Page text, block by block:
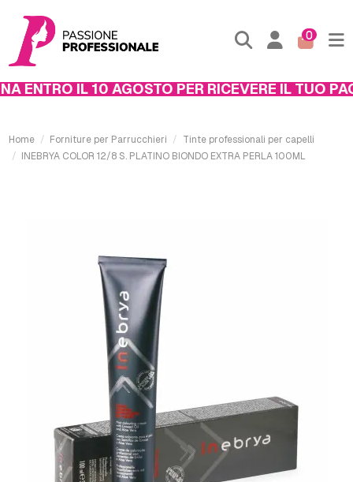
0
ENTRO IL 10 AGOSTO PER RICEVERE IL TUO
Home Forniture per Parrucchieri
Tinte professionali per capelli
INEBRYA COLOR 12/8 S. PLATINO BIONDO EXTRA PERLA 100ML